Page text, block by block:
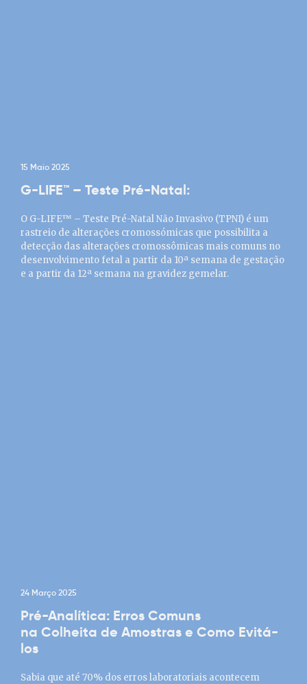
15 Maio 2025
G-LIFE™ – Teste Pré-Natal:
O G-LIFE™ – Teste Pré-Natal Não Invasivo (TPNI) é um
rastreio de alterações cromossómicas que possibilita a
detecção das alterações cromossômicas mais comuns no
desenvolvimento fetal a partir da 10ª semana de gestação
e a partir da 12ª semana na gravidez gemelar.
24 Março 2025
Pré-Analítica: Erros Comuns
na Colheita de Amostras e Como Evitá-
los
Sabia que até 70% dos erros laboratoriais acontecem